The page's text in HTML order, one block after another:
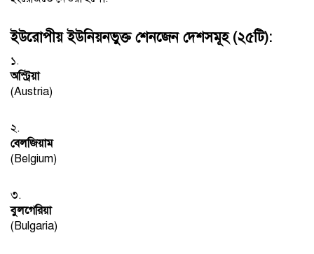
ইউরোপীয় ইউনিয়নভুক্ত শেনজেন দেশসমূহ (২৫টি):
১.
অস্ট্রিয়া
(Austria)
২.
বেলজিয়াম
(Belgium)
৩.
বুলগেরিয়া
(Bulgaria)